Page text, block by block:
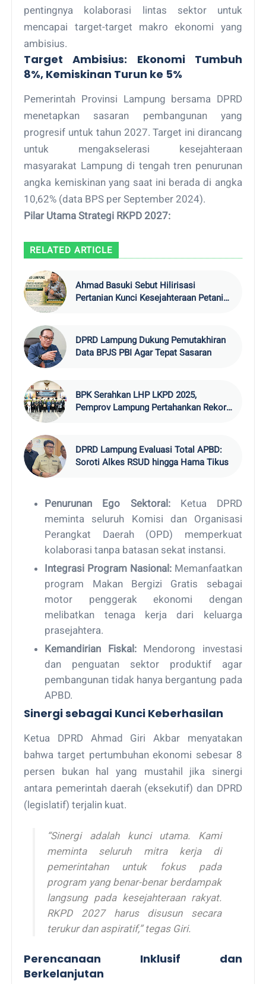
pentingnya kolaborasi lintas sektor untuk
mencapai target-target makro ekonomi yang
ambisius.
Target Ambisius: Ekonomi Tumbuh
8%, Kemiskinan Turun ke 5%
Pemerintah Provinsi Lampung bersama DPRD
menetapkan sasaran pembangunan yang
progresif untuk tahun 2027. Target ini dirancang
untuk mengakselerasi kesejahteraan
masyarakat Lampung di tengah tren penurunan
angka kemiskinan yang saat ini berada di angka
10,62% (data BPS per September 2024).
Pilar Utama Strategi RKPD 2027:
RELATED ARTICLE
Ahmad Basuki Sebut Hilirisasi
Pertanian Kunci Kesejahteraan Petani
DPRD Lampung Dukung Pemutakhiran
Data BPJS PBI Agar Tepat Sasaran
BPK Serahkan LHP LKPD 2025,
Pemprov Lampung Pertahankan Rekor
DPRD Lampung Evaluasi Total APBD:
Soroti Alkes RSUD hingga Hama Tikus
Penurunan Ego Sektoral:Ketua DPRD
meminta seluruh Komisi dan Organisasi
Perangkat Daerah (OPD) memperkuat
kolaborasi tanpa batasan sekat instansi.
Integrasi Program Nasional:Memanfaatkan
program Makan Bergizi Gratis sebagai
motor penggerak ekonomi dengan
melibatkan tenaga kerja dari keluarga
prasejahtera.
Kemandirian Fiskal:Mendorong investasi
dan penguatan sektor produktif agar
pembangunan tidak hanya bergantung pada
APBD.
Sinergi sebagai Kunci Keberhasilan
Ketua DPRD Ahmad Giri Akbar menyatakan
bahwa target pertumbuhan ekonomi sebesar 8
persen bukan hal yang mustahil jika sinergi
antara pemerintah daerah (eksekutif) dan DPRD
(legislatif) terjalin kuat.
“Sinergi adalah kunci utama. Kami
meminta seluruh mitra kerja di
pemerintahan untuk fokus pada
program yang benar-benar berdampak
langsung pada kesejahteraan rakyat.
RKPD 2027 harus disusun secara
terukur dan aspiratif,” tegas Giri.
Perencanaan Inklusif dan
Berkelanjutan